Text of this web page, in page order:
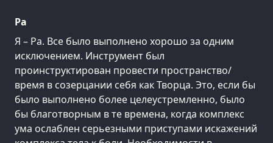
Ра
Я – Ра. Все было выполнено хорошо за одним
исключением. Инструмент был
проинструктирован провести пространство/
время в созерцании себя как Творца. Это, если бы
было выполнено более целеустремленно, было
бы благотворным в те времена, когда комплекс
ума ослаблен серьезными приступами искажений